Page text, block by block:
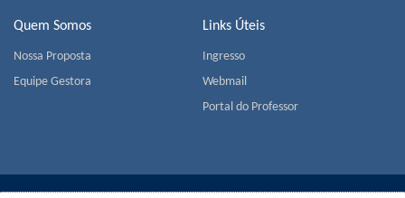
Quem Somos
Nossa Proposta
Equipe Gestora
Links Úteis
Ingresso
Webmail
Portal do Professor